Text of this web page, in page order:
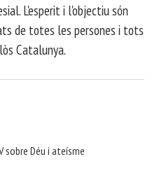
L'esperit i l'objectiu són
de totes les persones i tots
Catalunya.
sobre Déu i ateísme